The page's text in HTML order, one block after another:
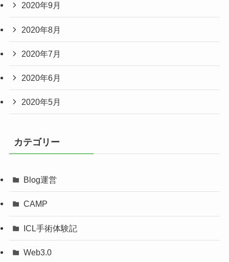
2020年9月
2020年8月
2020年7月
2020年6月
2020年5月
カテゴリー
Blog運営
CAMP
ICL手術体験記
Web3.0